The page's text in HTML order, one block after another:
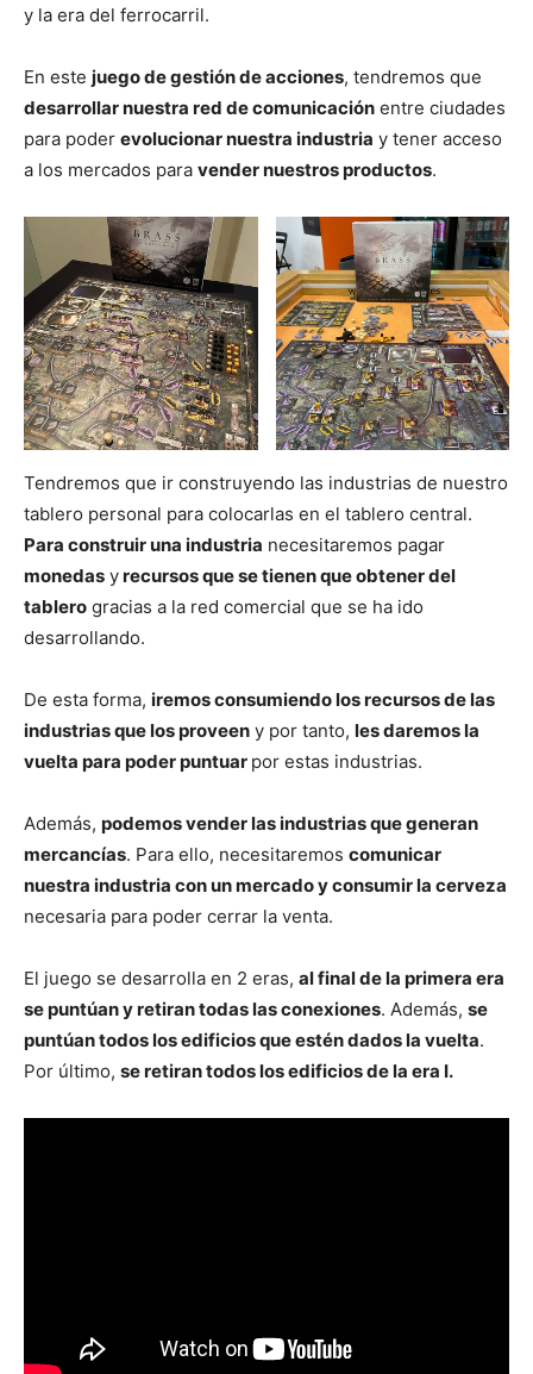
y la era del ferrocarril.
En este juego de gestión de acciones, tendremos que
desarrollar nuestra red de comunicación entre ciudades
para poder evolucionar nuestra industria y tener acceso
a los mercados para vender nuestros productos.
Tendremos que ir construyendo las industrias de nuestro
tablero personal para colocarlas en el tablero central.
Para construir una industria necesitaremos pagar
monedas yrecursos que se tienen que obtener del
tablero gracias a la red comercial que se ha ido
desarrollando.
De esta forma, iremos consumiendo los recursos de las
industrias que los proveen y por tanto, les daremos la
vuelta para poder puntuar por estas industrias.
Además, podemos vender las industrias que generan
mercancías. Para ello, necesitaremos comunicar
nuestra industria con un mercado y consumir la cerveza
necesaria para poder cerrar la venta.
El juego se desarrolla en 2 eras, al final de la primera era
se puntúan y retiran todas las conexiones. Además, se
puntúan todos los edificios que estén dados la vuelta.
Por último, se retiran todos los edificios de la era I.